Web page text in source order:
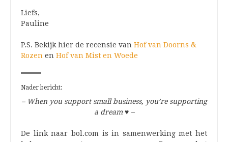
Liefs,
Pauline
P.S. Bekijk hier de recensie van Hof van Doorns &
Rozen en Hof van Mist en Woede
Nader bericht:
– When you support small business, you’re supporting
a dream ♥ –
De link naar bol.com is in samenwerking met het